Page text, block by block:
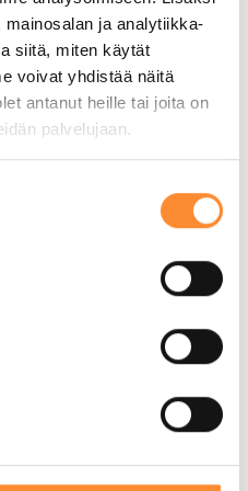
ja analytiikka-
siitä, miten käytät
voivat yhdistää näitä
antanut heille tai joita on
palvelujaan.
– Mitä
pilotointi on
mennessä?
2026